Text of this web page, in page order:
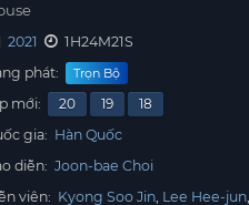
2021
1H24M21S
phát:
Trọn Bộ
mới: 20 19
18
gia: Hàn Quốc
diễn: Joon-bae Choi
viên: Kyong Soo Jin Lee Hee-jun